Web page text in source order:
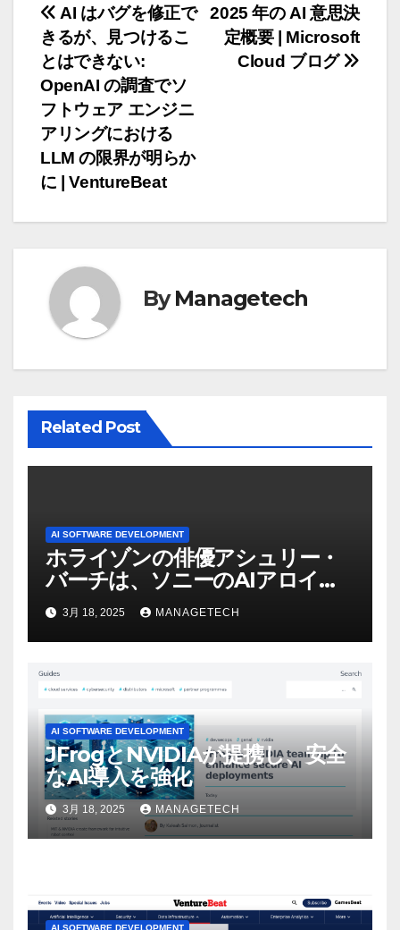
投
稿
ナ
ビ
ゲ
ー
ョ
ン
2025 年の AI 意思決
定概要 | Microsoft
Cloud ブログ
AI はバグを修正で
きるが、見つけるこ
とはできない:
OpenAI の調査でソ
フトウェア エンジニ
アリングにおける
LLM の限界が明らか
に | VentureBeat
ByManagetech
Related Post
AI SOFTWARE DEVELOPMENT
ホライゾンの俳優アシュリー・
バーチは、ソニーのAIアロイの
ビデオを見て「ゲームパフォー
マンスという芸術形式に不安を
感じた」と語る – IGN
3月 18, 2025 MANAGETECH
AI SOFTWARE DEVELOPMENT
JFrogとNVIDIAが提携し、安全
なAI導入を強化
3月 18, 2025 MANAGETECH
AI SOFTWARE DEVELOPMENT